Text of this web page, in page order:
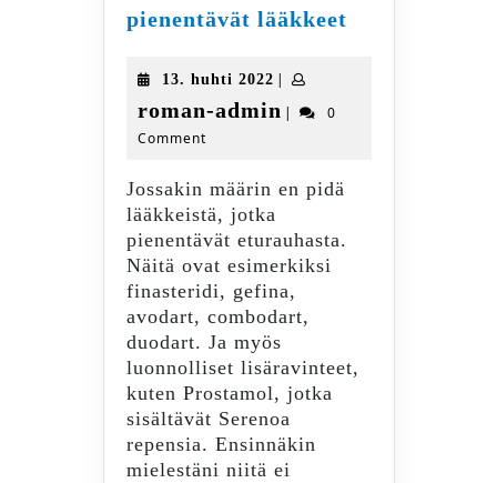
pienentävät lääkkeetEturauhasta
13. huhti 202213.
huhti
|
roman-admin roman-
|
0
Comment
Jossakin määrin en pidä
lääkkeistä, jotka
pienentävät eturauhasta.
Näitä ovat esimerkiksi
finasteridi, gefina,
avodart, combodart,
duodart. Ja myös
luonnolliset lisäravinteet,
kuten Prostamol, jotka
sisältävät Serenoa
repensia. Ensinnäkin
mielestäni niitä ei